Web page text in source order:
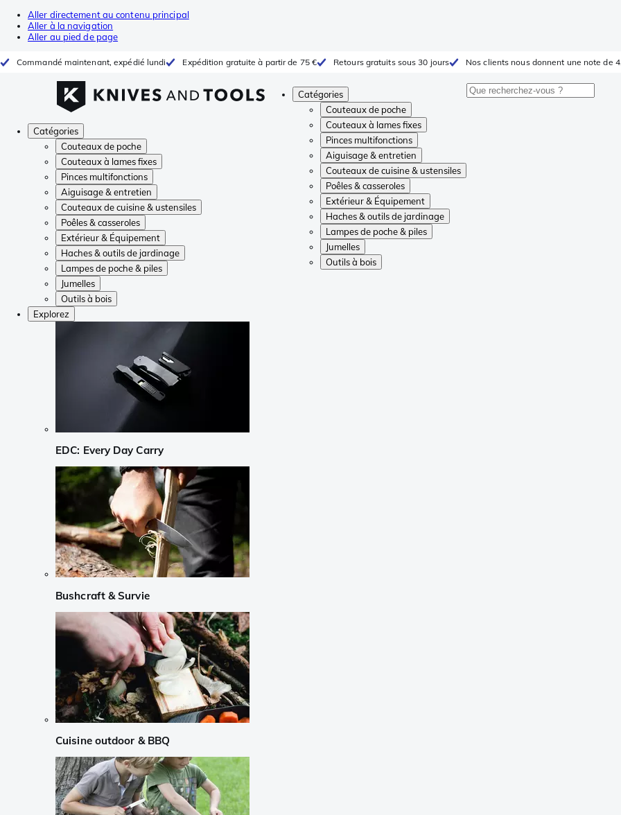
Aller directement au contenu principal
Aller à la navigation
Aller au pied de page
Commandé maintenant, expédié lundi Expédition gratuite à partir de 75 € Retours gratuits sous 30 jours Nos clients nous donnent une note de
Catégories
Couteaux de poche
Couteaux à lames fixes
Pinces multifonctions
Aiguisage & entretien
Couteaux de cuisine & ustensiles
Poêles & casseroles
Extérieur & Équipement
Haches & outils de jardinage
Lampes de poche & piles
Jumelles
Outils à bois
Catégories
Couteaux de poche
Couteaux à lames fixes
Pinces multifonctions
Aiguisage & entretien
Couteaux de cuisine & ustensiles
Poêles & casseroles
Extérieur & Équipement
Haches & outils de jardinage
Lampes de poche & piles
Jumelles
Outils à bois
Explorez
EDC: Every Day Carry
Bushcraft & Survie
Cuisine outdoor & BBQ